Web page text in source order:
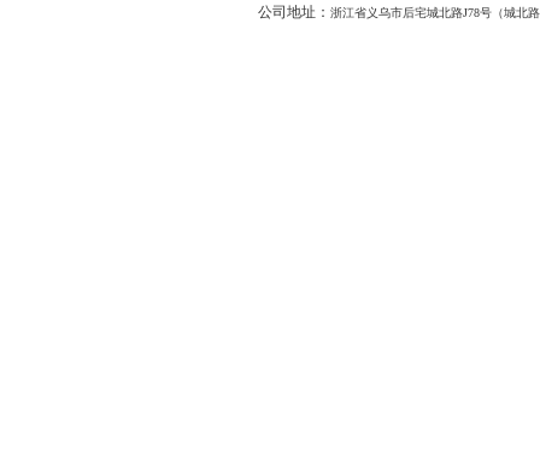
公司地址： 浙江省义乌市后宅城北路J78号（城北